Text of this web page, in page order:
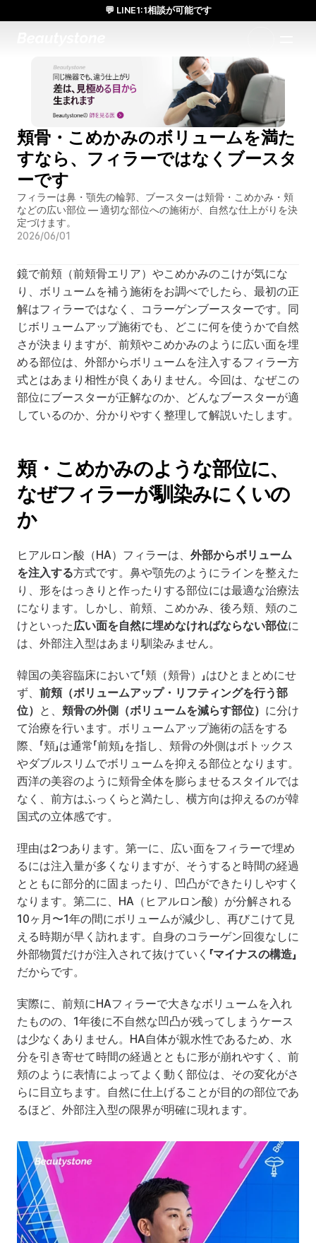
頬骨・こめかみのボリュームを満た
すなら、フィラーではなくブースタ
ーです
フィラーは鼻・顎先の輪郭、ブースターは頬骨・こめかみ・頬
などの広い部位 — 適切な部位への施術が、自然な仕上がりを決
定づけます。
2026/06/01
鏡で前頬（前頬骨エリア）やこめかみのこけが気にな
り、ボリュームを補う施術をお調べでしたら、最初の正
解はフィラーではなく、コラーゲンブースターです。同
じボリュームアップ施術でも、どこに何を使うかで自然
さが決まりますが、前頬やこめかみのように広い面を埋
める部位は、外部からボリュームを注入するフィラー方
式とはあまり相性が良くありません。今回は、なぜこの
部位にブースターが正解なのか、どんなブースターが適
しているのか、分かりやすく整理して解説いたします。
頬・こめかみのような部位に、
なぜフィラーが馴染みにくいの
か
ヒアルロン酸（HA）フィラーは、 外部からボリューム
を注入する方式です。鼻や顎先のようにラインを整えた
り、形をはっきりと作ったりする部位には最適な治療法
になります。しかし、前頬、こめかみ、後ろ頬、頬のこ
けといった広い面を自然に埋めなければならない部位に
は、外部注入型はあまり馴染みません。
韓国の美容臨床において「頬（頬骨）」はひとまとめにせ
ず、 前頬（ボリュームアップ・リフティングを行う部
位） と、 頬骨の外側（ボリュームを減らす部位） に分け
て治療を行います。ボリュームアップ施術の話をする
際、「頬」は通常「前頬」を指し、頬骨の外側はボトックス
やダブルスリムでボリュームを抑える部位となります。
西洋の美容のように頬骨全体を膨らませるスタイルでは
なく、前方はふっくらと満たし、横方向は抑えるのが韓
国式の立体感です。
理由は2つあります。第一に、広い面をフィラーで埋め
るには注入量が多くなりますが、そうすると時間の経過
とともに部分的に固まったり、凹凸ができたりしやすく
なります。第二に、HA（ヒアルロン酸）が分解される
10ヶ月〜1年の間にボリュームが減少し、再びこけて見
える時期が早く訪れます。自身のコラーゲン回復なしに
外部物質だけが注入されて抜けていく 「マイナスの構造」
だからです。
実際に、前頬にHAフィラーで大きなボリュームを入れ
たものの、1年後に不自然な凹凸が残ってしまうケース
は少なくありません。HA自体が親水性であるため、水
分を引き寄せて時間の経過とともに形が崩れやすく、前
頬のように表情によってよく動く部位は、その変化がさ
らに目立ちます。自然に仕上げることが目的の部位であ
るほど、外部注入型の限界が明確に現れます。
💬 LINE1:1相談が可能です
日本人通訳常駐／お得な体験価格／満足度の高い効果